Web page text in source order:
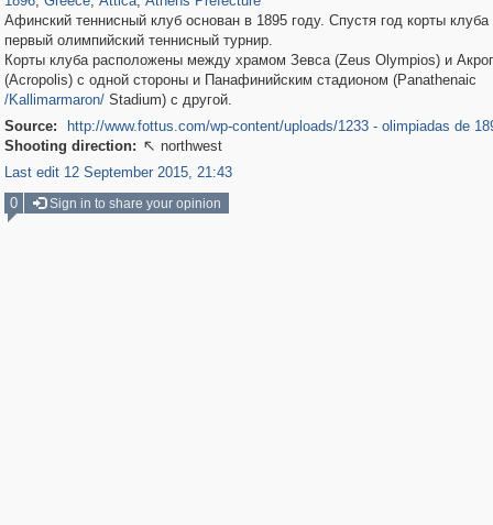
Афинский теннисный клуб основан в 1895 году. Спустя год корты клуба
первый олимпийский теннисный турнир.
Корты клуба расположены между храмом Зевса (Zeus Olympios) и
(Acropolis) с одной стороны и Панафинийским стадионом (Panathenaic
/Kallimarmaron/Stadium) с другой.
Source:
http://www.fottus.com/wp-content/uploads/1233 - olimpiadas de
Shooting direction:  northwest
Last edit 12 September 2015, 21:43
0
Sign in to share your opinion